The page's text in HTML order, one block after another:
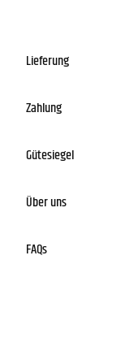
Lieferung
Zahlung
Gütesiegel
Über uns
FAQs